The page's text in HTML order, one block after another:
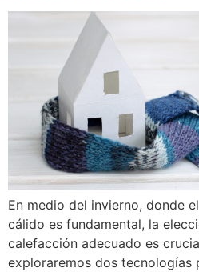
En medio del invierno, donde
cálido es fundamental, la
calefacción adecuado es
exploraremos dos tecnologías